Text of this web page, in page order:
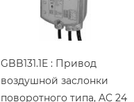
GBB131.1E : Привод
воздушной заслонки
поворотного типа, AC 24